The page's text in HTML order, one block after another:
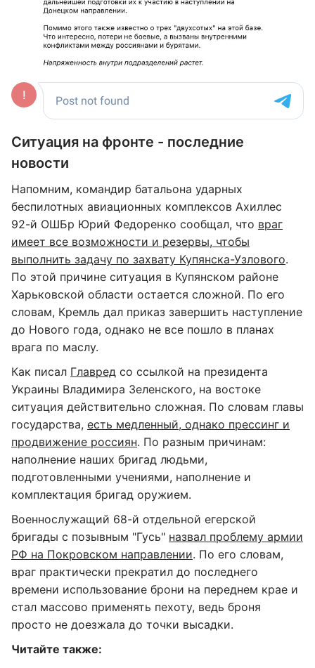
Ситуация на фронте - последние
новости
Напомним, командир батальона ударных
беспилотных авиационных комплексов Ахиллес
92-й ОШБр Юрий Федоренко сообщал, что враг
имеет все возможности и резервы, чтобы
выполнить задачу по захвату Купянска-Узлового.
По этой причине ситуация в Купянском районе
Харьковской области остается сложной. По его
словам, Кремль дал приказ завершить наступление
до Нового года, однако не все пошло в планах
врага по маслу.
Как писал Главред со ссылкой на президента
Украины Владимира Зеленского, на востоке
ситуация действительно сложная. По словам главы
государства, есть медленный, однако прессинг и
продвижение россиян. По разным причинам:
наполнение наших бригад людьми,
подготовленными учениями, наполнение и
комплектация бригад оружием.
Военнослужащий 68-й отдельной егерской
бригады с позывным "Гусь" назвал проблему армии
РФ на Покровском направлении. По его словам,
враг практически прекратил до последнего
времени использование брони на переднем крае и
стал массово применять пехоту, ведь броня
просто не доезжала до точки высадки.
Читайте также: